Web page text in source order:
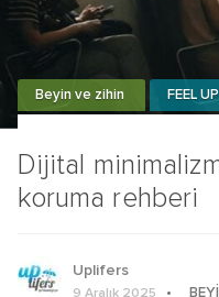
Dijital
koruma rehberi
Beyin ve zihin FEEL UP
Uplifers
9 Aralık 2025